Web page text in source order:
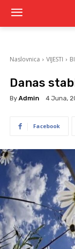
Naslovnica VIJESTI
Danas
By Admin 4 Juna,
Facebook